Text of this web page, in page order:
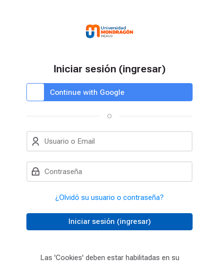
Iniciar sesión (ingresar)
Iniciar sesión usando su cuenta en:
Continue with Google
O
Usuario o Email
Contraseña
¿Olvidó su usuario o contraseña?
Iniciar sesión (ingresar)
Las 'Cookies' deben estar habilitadas en su